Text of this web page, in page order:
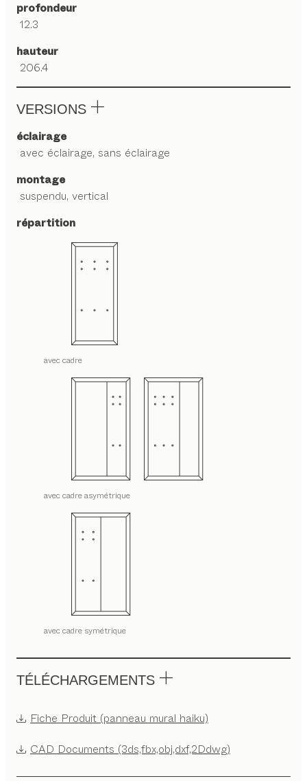
profondeur
12.3
hauteur
206.4
VERSIONS
éclairage
avec éclairage, sans éclairage
montage
suspendu, vertical
répartition
avec cadre
avec cadre asymétrique
avec cadre symétrique
TÉLÉCHARGEMENTS
Fiche Produit (panneau mural haiku)
CAD Documents (3ds,fbx,obj,dxf,2Ddwg)